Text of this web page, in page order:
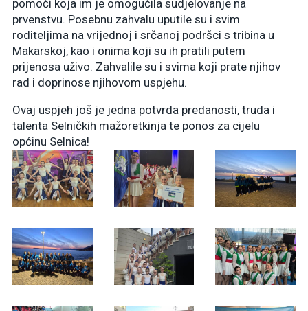
pomoći koja im je omogućila sudjelovanje na
prvenstvu. Posebnu zahvalu uputile su i svim
roditeljima na vrijednoj i srčanoj podršci s tribina u
Makarskoj, kao i onima koji su ih pratili putem
prijenosa uživo. Zahvalile su i svima koji prate njihov
rad i doprinose njihovom uspjehu.
Ovaj uspjeh još je jedna potvrda predanosti, truda i
talenta Selničkih mažoretkinja te ponos za cijelu
općinu Selnica!